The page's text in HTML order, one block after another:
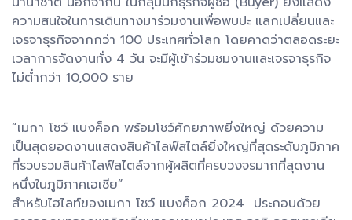
ความสนใจในการเดินทางมาร่วมงานเพื่อพบปะ แลกเปลี่ยนและ
เจรจาธุรกิจจากกว่า 100 ประเทศทั่วโลก โดยคาดว่าตลอดระยะ
เวลาการจัดงานทั่ง 4 วัน จะมีผู้เข้าร่วมชมงานและเจรจาธุรกิจ
ไม่ต่ำกว่า 10,000 ราย
“เมกา โชว์ แบงค็อก พร้อมโชว์ศักยภาพยิ่งใหญ่ ด้วยความ
เป็นสุดยอดงานแสดงสินค้าไลฟ์สไตล์ยิ่งใหญ่ที่สุดระดับภูมิภาค
ที่รวบรวมสินค้าไลฟ์สไตล์จากผู้ผลิตที่ครบวงจรมากที่สุดงาน
หนึ่งในภูมิภาคเอเชีย”
สำหรับไฮไลท์ของเมกา โชว์ แบงค็อก 2024 ประกอบด้วย